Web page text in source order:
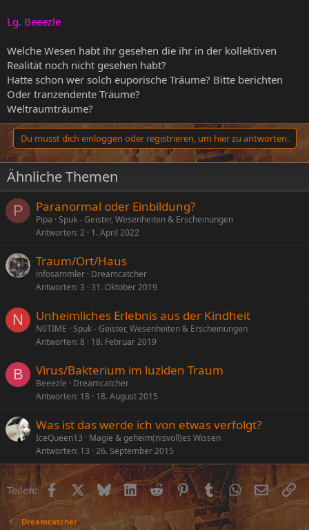
Lg. Beeezle
Welche Wesen habt ihr gesehen die ihr in der kollektiven
Realität noch nicht gesehen habt?
Hatte schon wer solch euporische Träume? Bitte berichten
Oder tranzendente Träume?
Weltraumträume?
Du musst dich einloggen oder registrieren, um hier zu antworten.
Ähnliche Themen
P Paranormal oder Einbildung?
Pipa Spuk - Geister, Wesenheiten & Erscheinungen
Antworten 2 1. April 2022
Traum/Ort/Haus
infosammler Dreamcatcher
Antworten 3 31. Oktober 2019
N Unheimliches Erlebnis aus der Kindheit
N0TIME Spuk - Geister, Wesenheiten & Erscheinungen
Antworten 8 18. Februar 2019
B Virus/Bakterium im luziden Traum
Beeezle
Dreamcatcher
Antworten 18 18. August 2015
Was ist das werde ich von etwas verfolgt?
IceQueen13
Magie & geheim(nisvoll)es Wissen
Antworten 13 26. September 2015
Teilen: FacebookX (Twitter)
BlueskyLinkedInRedditPinterest
Tumblr WhatsApp
E-Mail
Dreamcatcher